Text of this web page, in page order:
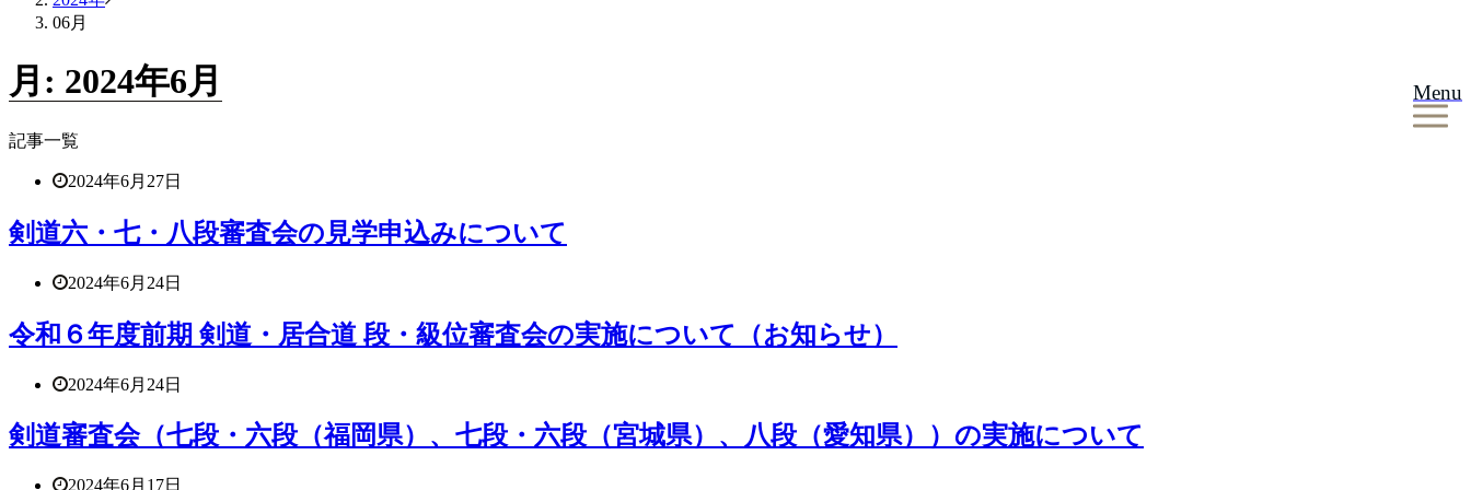
Menu
06月
月: 2024年6月
記事一覧
2024年6月27日
剣道六・七・八段審査会の見学申込みについて
2024年6月24日
令和６年度前期 剣道・居合道 段・級位審査会の実施について（お知らせ）
2024年6月24日
剣道審査会（七段・六段（福岡県）、七段・六段（宮城県）、八段（愛知県））の実施について
2024年6月17日